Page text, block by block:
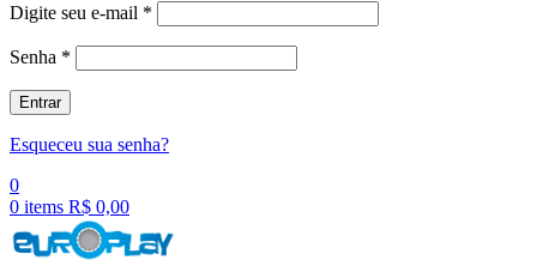
Digite seu e-mail *
Senha *
Entrar
Esqueceu sua senha?
0
0 items R$ 0,00